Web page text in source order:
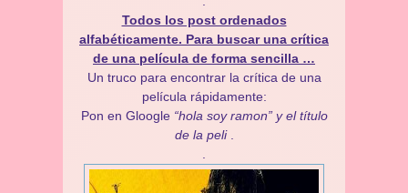
Todos los post ordenados
alfabéticamente. Para buscar una crítica
de una película de forma sencilla …
Un truco para encontrar la crítica de una
película rápidamente:
Pon en Gloogle “hola soy ramon” y el título
de la peli.